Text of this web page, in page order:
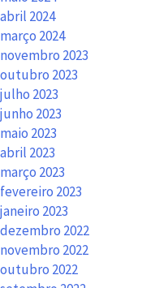
abril 2024
março 2024
novembro 2023
outubro 2023
julho 2023
junho 2023
maio 2023
abril 2023
março 2023
fevereiro 2023
janeiro 2023
dezembro 2022
novembro 2022
outubro 2022